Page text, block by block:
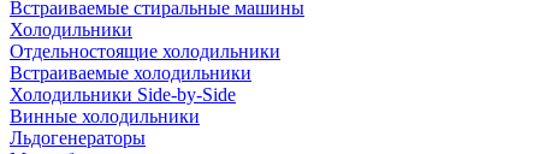
Встраиваемые стиральные машины
Холодильники
Отдельностоящие холодильники
Встраиваемые холодильники
Холодильники Side-by-Side
Винные холодильники
Льдогенераторы